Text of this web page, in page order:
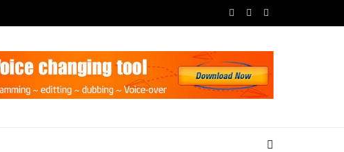
Facebook
X
Instagram